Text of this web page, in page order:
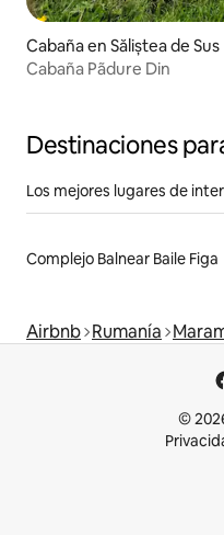
Cabaña en Săliștea de Sus
Cabaña Pãdure Din
Destinaciones
Los mejores lugares de
Complejo Balnear Baile Figa
Airbnb Rumanía
©